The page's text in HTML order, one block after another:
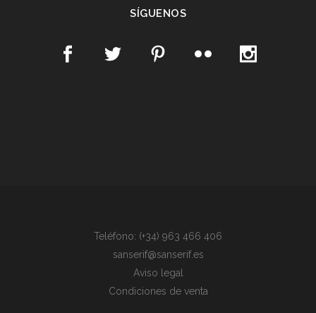
SÍGUENOS
Teléfono: (+34) 963 466 406
sanserif@sanserif.es
Aviso legal
Condiciones de venta